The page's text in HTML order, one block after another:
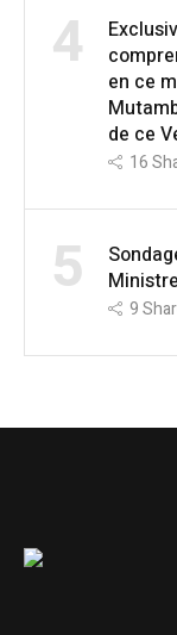
4
en ce
de ce
16
5 9